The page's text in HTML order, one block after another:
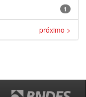
1
próximo >